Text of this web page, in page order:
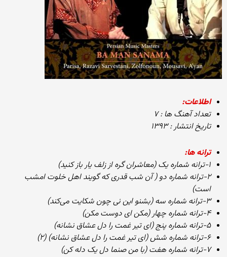
اطلاعات:
تعداد آهنگ ها : ۷
تاریخ انتشار : ۱۳۹۳
ترانه ها:
۱-ترانه شماره یک (معاشران گره از زلف یار باز کنید)
۲-ترانه شماره دو ( آن شب قدری که گویند اهل خلوت امشب
است)
۳-ترانه شماره سه (بشنو این نی چون شکایت می‌کند)
۴-ترانه شماره چهار (مکن ای دوست مکن)
۵-ترانه شماره پنج (ای تیر غمت را دل عشاق نشانه)
۶-ترانه شماره شش (ای تیر غمت را دل عشاق نشانه) (۲)
۷-ترانه شماره هفت (با من صنما دل یک دله کن)